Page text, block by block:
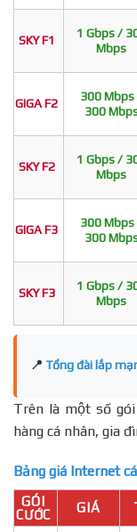
SKY F1
1 Gbps /
Mbps
GIGA F2
300
300
SKY F2
1 Gbps /
Mbps
GIGA F3
300
300
SKY F3
1 Gbps /
Mbps
📍 Tổng đài lắp
Trên là một số
hàng cá nhân, gia
Bảng giá Internet
GÓI
CƯỚC
GIÁ